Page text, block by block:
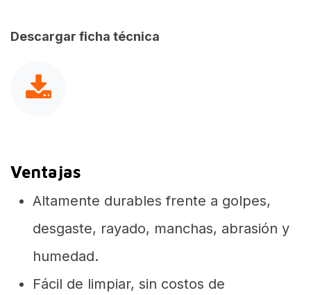
Descargar ficha técnica
Ventajas
Altamente durables frente a golpes,
desgaste, rayado, manchas, abrasión y
humedad.
Fácil de limpiar, sin costos de